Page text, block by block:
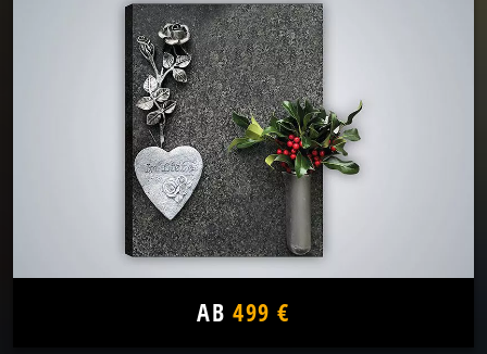
AB 499 €